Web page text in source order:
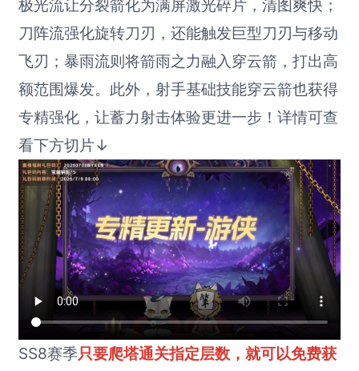
极光流让分裂箭化为满屏激光碎片，清图爽快；
刀阵流强化旋转刀刃，还能触发巨型刀刃与移动
飞刃；暴雨流则将箭雨之力融入穿云箭，打出高
额范围爆发。此外，射手基础技能穿云箭也获得
专精强化，让蓄力射击体验更进一步！详情可查
看下方切片↓
SS8赛季只要爬塔通关指定层数，就可以免费获